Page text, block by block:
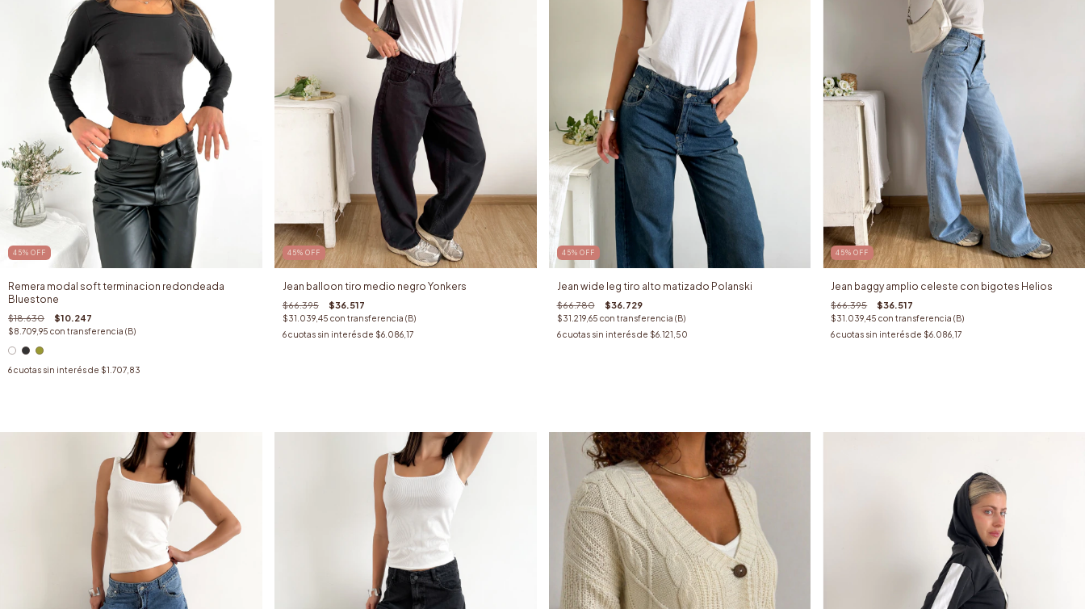
45% OFF
Remera modal soft terminacion redondeada
Bluestone
$18.630 $10.247
$8.709,95 con transferencia (B)
6cuotas sin interés de $1.707,83
45% OFF
Jean balloon tiro medio negro Yonkers
$66.395 $36.517
$31.039,45 con transferencia (B)
6cuotas sin interés de $6.086,17
45% OFF
Jean wide leg tiro alto matizado Polanski
$66.780 $36.729
$31.219,65 con transferencia (B)
6 cuotas sin interés de $6.121,50
45%OFF
Jean baggy amplio celeste con bigotes Helios
$66.395 $36.517
$31.039,45con transferencia (B)
6cuotas sin interés de $6.086,17